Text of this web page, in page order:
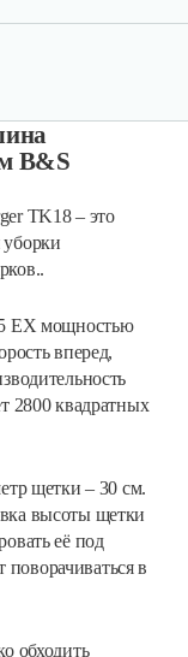
B&S
TK18 – это
уборки
EX мощностью
вперед,
2800 квадратных
щетки – 30 см.
высоты щетки
её под
в
обходить